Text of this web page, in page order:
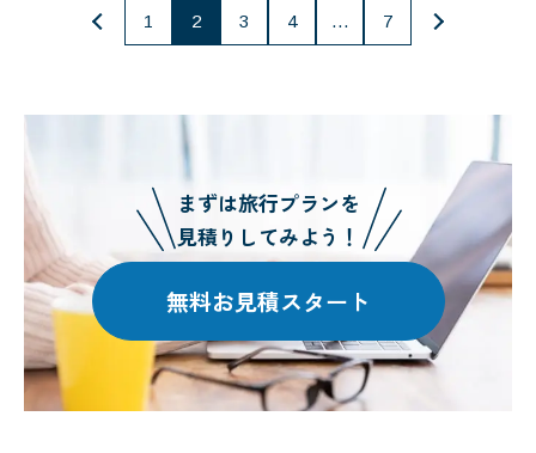
ペー
ジ
送
り
1 2 3 4 … 7
まずは旅行プランを
見積りしてみよう！
無料お見積スタート